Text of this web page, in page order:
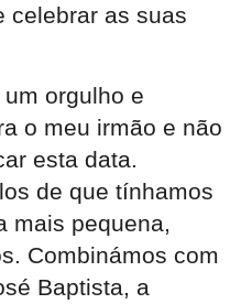
celebrar as suas
orgulho e
o meu irmão e não
esta data.
de que tínhamos
mais pequena,
Combinámos com
Baptista, a